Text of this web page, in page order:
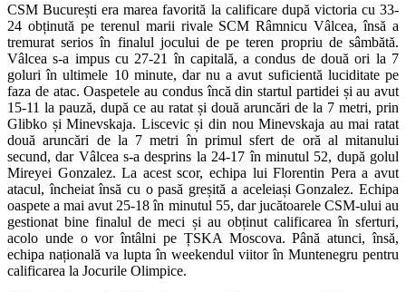
CSM București era marea favorită la calificare după victoria cu 33-
24 obținută pe terenul marii rivale SCM Râmnicu Vâlcea, însă a
tremurat serios în finalul jocului de pe teren propriu de sâmbătă.
Vâlcea s-a impus cu 27-21 în capitală, a condus de două ori la 7
goluri în ultimele 10 minute, dar nu a avut suficientă luciditate pe
faza de atac. Oaspetele au condus încă din startul partidei și au avut
15-11 la pauză, după ce au ratat și două aruncări de la 7 metri, prin
Glibko și Minevskaja. Liscevic și din nou Minevskaja au mai ratat
două aruncări de la 7 metri în primul sfert de oră al mitanului
secund, dar Vâlcea s-a desprins la 24-17 în minutul 52, după golul
Mireyei Gonzalez. La acest scor, echipa lui Florentin Pera a avut
atacul, încheiat însă cu o pasă greșită a aceleiași Gonzalez. Echipa
oaspete a mai avut 25-18 în minutul 55, dar jucătoarele CSM-ului au
gestionat bine finalul de meci și au obținut calificarea în sferturi,
acolo unde o vor întâlni pe ȚSKA Moscova. Până atunci, însă,
echipa națională va lupta în weekendul viitor în Muntenegru pentru
calificarea la Jocurile Olimpice.